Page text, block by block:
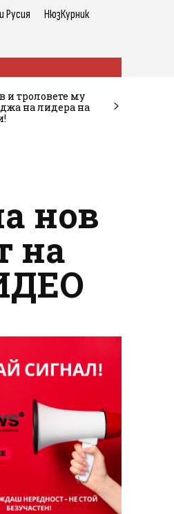
Русия НюзКурник
и троловете му
на лидера на
нов
на